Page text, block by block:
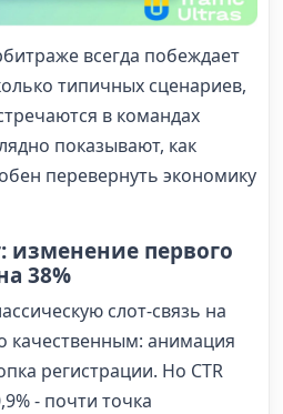
всегда побеждает
типичных сценариев,
в командах
показывают, как
перевернуть экономику
изменение первого
38%
слот-связь на
качественным: анимация
регистрации. Но CTR
- почти точка